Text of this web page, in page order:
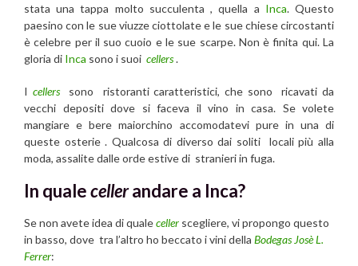
stata una tappa molto succulenta , quella a Inca. Questo
paesino con le sue viuzze ciottolate e le sue chiese circostanti
è celebre per il suo cuoio e le sue scarpe. Non è finita qui. La
gloria di Inca sono i suoi cellers.
I cellerssono ristoranti caratteristici, che sono ricavati da
vecchi depositi dove si faceva il vino in casa. Se volete
mangiare e bere maiorchino accomodatevi pure in una di
queste osterie . Qualcosa di diverso dai soliti locali più alla
moda, assalite dalle orde estive di stranieri in fuga.
In qualecellerandare a Inca?
Se non avete idea di qualeceller scegliere, vi propongo questo
in basso, dove tra l’altro ho beccato i vini della Bodegas Josè L.
Ferrer: